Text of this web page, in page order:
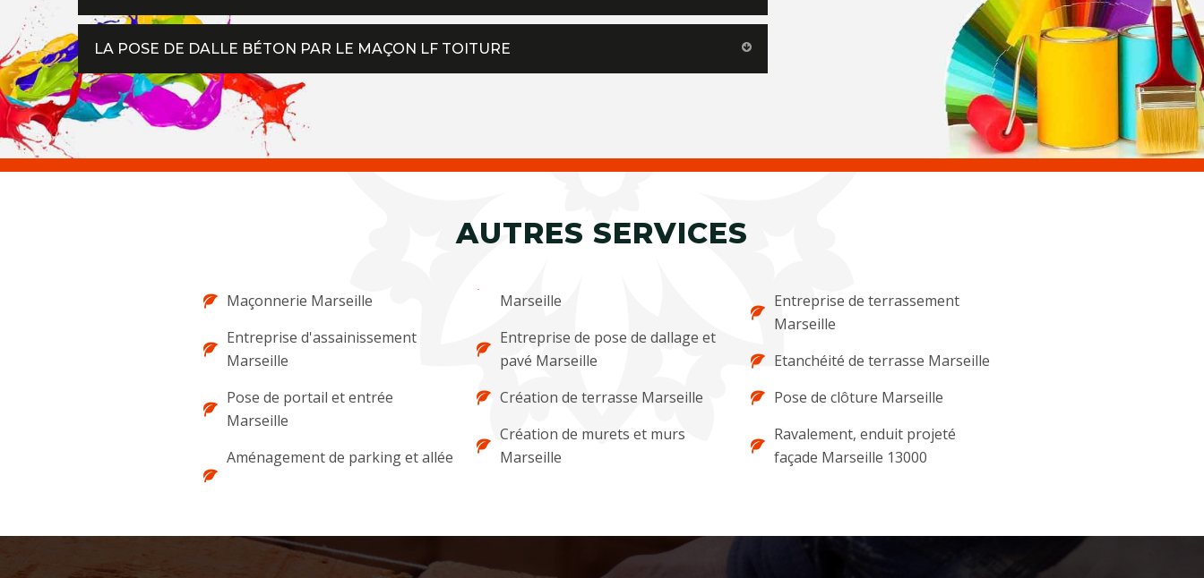
LA POSE DE DALLE BÉTON PAR LE MAÇON LF TOITURE
AUTRES SERVICES
Maçonnerie Marseille
Entreprise d'assainissement
Marseille
Pose de portail et entrée
Marseille
Aménagement de parking et allée
Marseille
Entreprise de pose de dallage et
pavé Marseille
Création de terrasse Marseille
Création de murets et murs
Marseille
Entreprise de terrassement
Marseille
Etanchéité de terrasse Marseille
Pose de clôture Marseille
Ravalement, enduit projeté
façade Marseille 13000